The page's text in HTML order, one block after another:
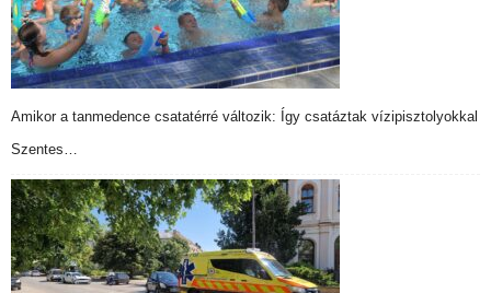
Amikor a tanmedence csatatérré változik: Így csatáztak vízipisztolyokkal
Szentes…